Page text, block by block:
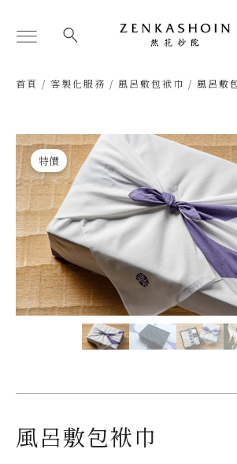
Flyout
Menu
首頁 / 客製化服務 / 風呂敷包袱巾 / 風呂敷
特價
風呂敷包袱巾